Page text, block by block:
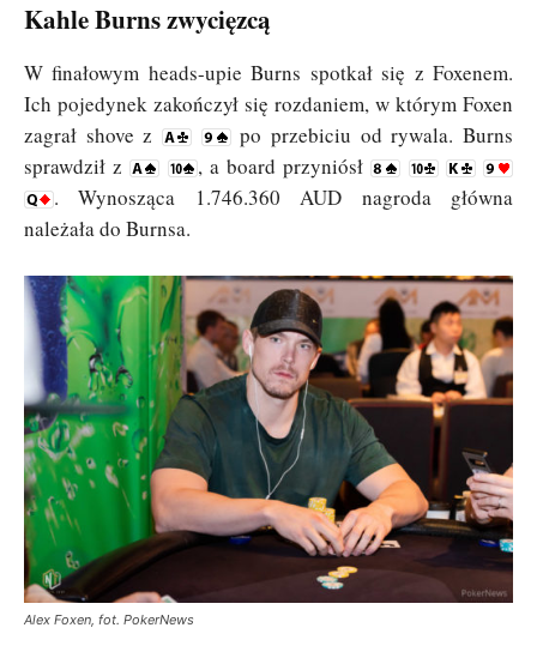
Kahle Burns zwycięzcą
W finałowym heads-upie Burns spotkał się z Foxenem.
Ich pojedynek zakończył się rozdaniem, w którym Foxen
zagrał shove z
po przebiciu od rywala. Burns
sprawdził z
, a board przyniósł
. Wynosząca 1.746.360 AUD nagroda główna
należała do Burnsa.
Alex Foxen, fot. PokerNews